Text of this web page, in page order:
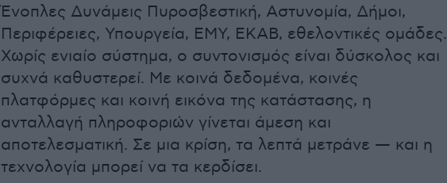
Ένοπλες Δυνάμεις Πυροσβεστική, Αστυνομία, Δήμοι,
Περιφέρειες, Υπουργεία, ΕΜΥ, ΕΚΑΒ, εθελοντικές ομάδες.
Χωρίς ενιαίο σύστημα, ο συντονισμός είναι δύσκολος και
συχνά καθυστερεί. Με κοινά δεδομένα, κοινές
πλατφόρμες και κοινή εικόνα της κατάστασης, η
ανταλλαγή πληροφοριών γίνεται άμεση και
αποτελεσματική. Σε μια κρίση, τα λεπτά μετράνε — και η
τεχνολογία μπορεί να τα κερδίσει.